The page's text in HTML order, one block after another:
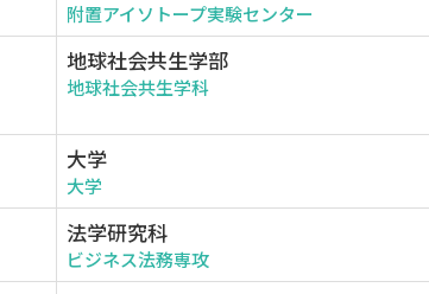
附置アイソトープ実験センター
地球社会共生学部
地球社会共生学科
大学
大学
法学研究科
ビジネス法務専攻